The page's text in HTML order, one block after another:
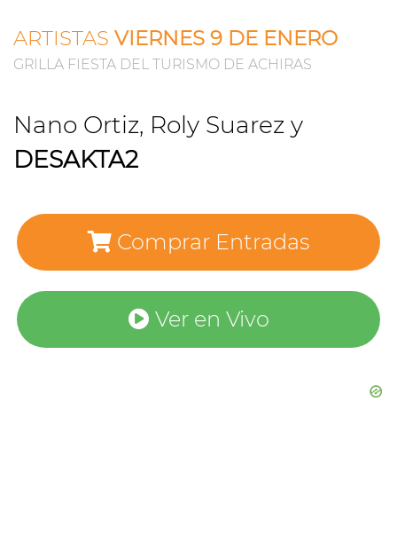
ARTISTAS VIERNES 9 DE ENERO
GRILLA FIESTA DEL TURISMO DE ACHIRAS
Nano Ortiz, Roly Suarez y
DESAKTA2
Comprar Entradas
Ver en Vivo